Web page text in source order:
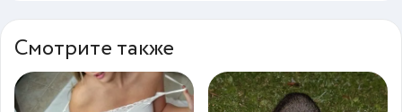
Смотрите также